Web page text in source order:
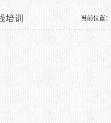
培训 当前位置：